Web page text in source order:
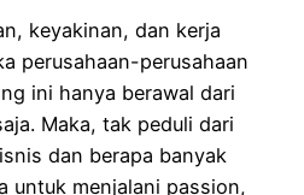
keyakinan, dan kerja
perusahaan-perusahaan
ini hanya berawal dari
Maka, tak peduli dari
dan berapa banyak
untuk menjalani passion,